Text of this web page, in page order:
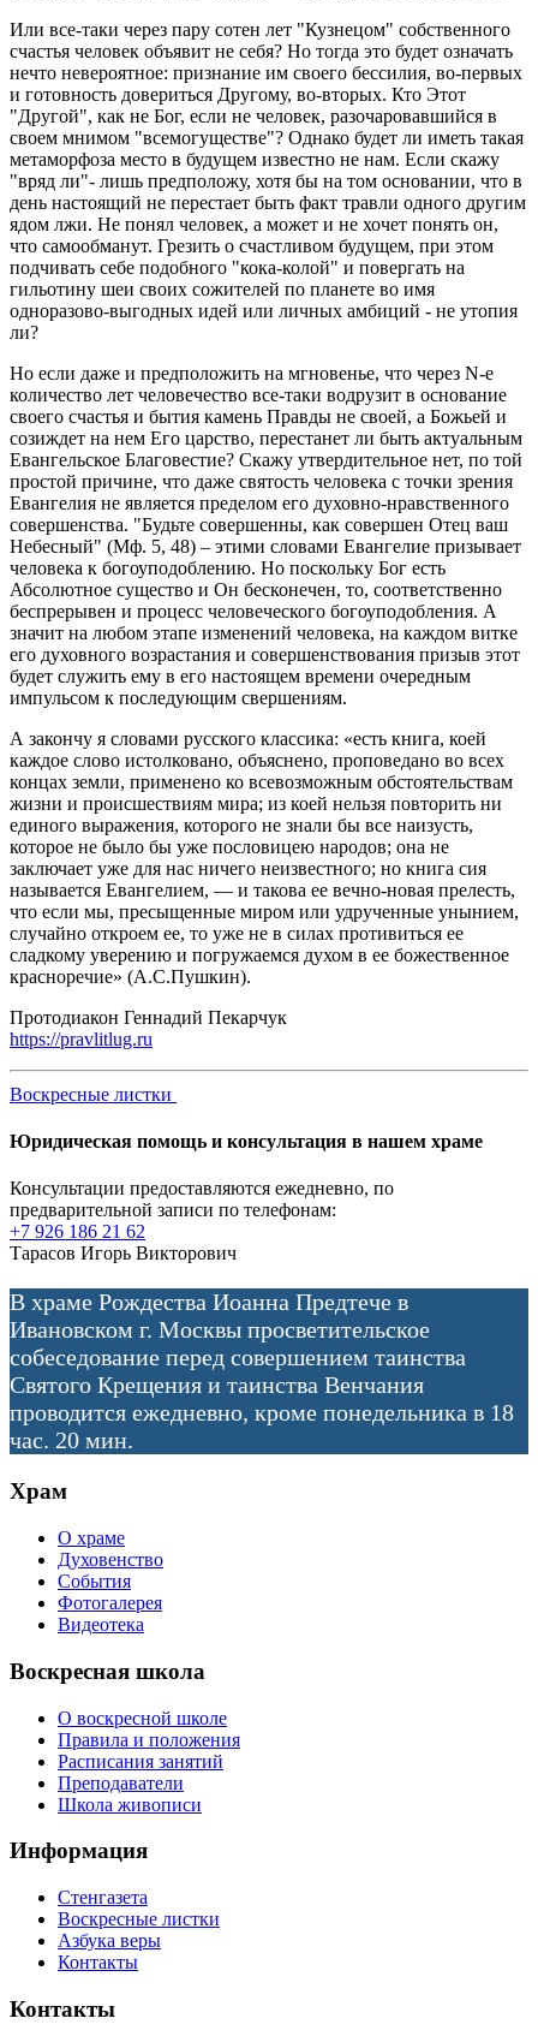
Или все-таки через пару сотен лет "Кузнецом" собственного
счастья человек объявит не себя? Но тогда это будет означать
нечто невероятное: признание им своего бессилия, во-первых
и готовность довериться Другому, во-вторых. Кто Этот
"Другой", как не Бог, если не человек, разочаровавшийся в
своем мнимом "всемогуществе"? Однако будет ли иметь такая
метаморфоза место в будущем известно не нам. Если скажу
"вряд ли"- лишь предположу, хотя бы на том основании, что в
день настоящий не перестает быть факт травли одного другим
ядом лжи. Не понял человек, а может и не хочет понять он,
что самообманут. Грезить о счастливом будущем, при этом
подчивать себе подобного "кока-колой" и повергать на
гильотину шеи своих сожителей по планете во имя
одноразово-выгодных идей или личных амбиций - не утопия
ли?
Но если даже и предположить на мгновенье, что через N-е
количество лет человечество все-таки водрузит в основание
своего счастья и бытия камень Правды не своей, а Божьей и
созиждет на нем Его царство, перестанет ли быть актуальным
Евангельское Благовестие? Скажу утвердительное нет, по той
простой причине, что даже святость человека с точки зрения
Евангелия не является пределом его духовно-нравственного
совершенства. "Будьте совершенны, как совершен Отец ваш
Небесный" (Мф. 5, 48) – этими словами Евангелие призывает
человека к богоуподоблению. Но поскольку Бог есть
Абсолютное существо и Он бесконечен, то, соответственно
беспрерывен и процесс человеческого богоуподобления. А
значит на любом этапе изменений человека, на каждом витке
его духовного возрастания и совершенствования призыв этот
будет служить ему в его настоящем времени очередным
импульсом к последующим свершениям.
А закончу я словами русского классика: «есть книга, коей
каждое слово истолковано, объяснено, проповедано во всех
концах земли, применено ко всевозможным обстоятельствам
жизни и происшествиям мира; из коей нельзя повторить ни
единого выражения, которого не знали бы все наизусть,
которое не было бы уже пословицею народов; она не
заключает уже для нас ничего неизвестного; но книга сия
называется Евангелием, — и такова ее вечно-новая прелесть,
что если мы, пресыщенные миром или удрученные унынием,
случайно откроем ее, то уже не в силах противиться ее
сладкому уверению и погружаемся духом в ее божественное
красноречие» (А.С.Пушкин).
Протодиакон Геннадий Пекарчук
https://pravlitlug.ru
Воскресные листки
Юридическая помощь и консультация в нашем храме
Консультации предоставляются ежедневно, по
предварительной записи по телефонам:
+7 926 186 21 62
Тарасов Игорь Викторович
В храме Рождества Иоанна Предтече в
Ивановском г. Москвы просветительское
собеседование перед совершением таинства
Святого Крещения и таинства Венчания
проводится ежедневно, кроме понедельника в 18
час. 20 мин.
Храм
О храме
Духовенство
События
Фотогалерея
Видеотека
Воскресная школа
О воскресной школе
Правила и положения
Расписания занятий
Преподаватели
Школа живописи
Информация
Стенгазета
Воскресные листки
Азбука веры
Контакты
Контакты